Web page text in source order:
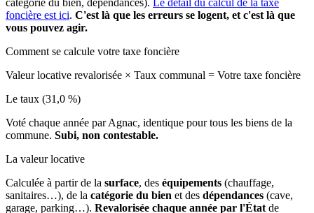
foncière est ici. C'est là que les erreurs se logent, et c'est là que
vous pouvez agir.
Comment se calcule votre taxe foncière
Valeur locative revalorisée × Taux communal = Votre taxe foncière
Le taux (31,0 %)
Voté chaque année par Agnac, identique pour tous les biens de la
commune. Subi, non contestable.
La valeur locative
Calculée à partir de la surface, des équipements (chauffage,
sanitaires…), de la catégorie du bien et des dépendances (cave,
garage, parking…). Revalorisée chaque année par l'État de